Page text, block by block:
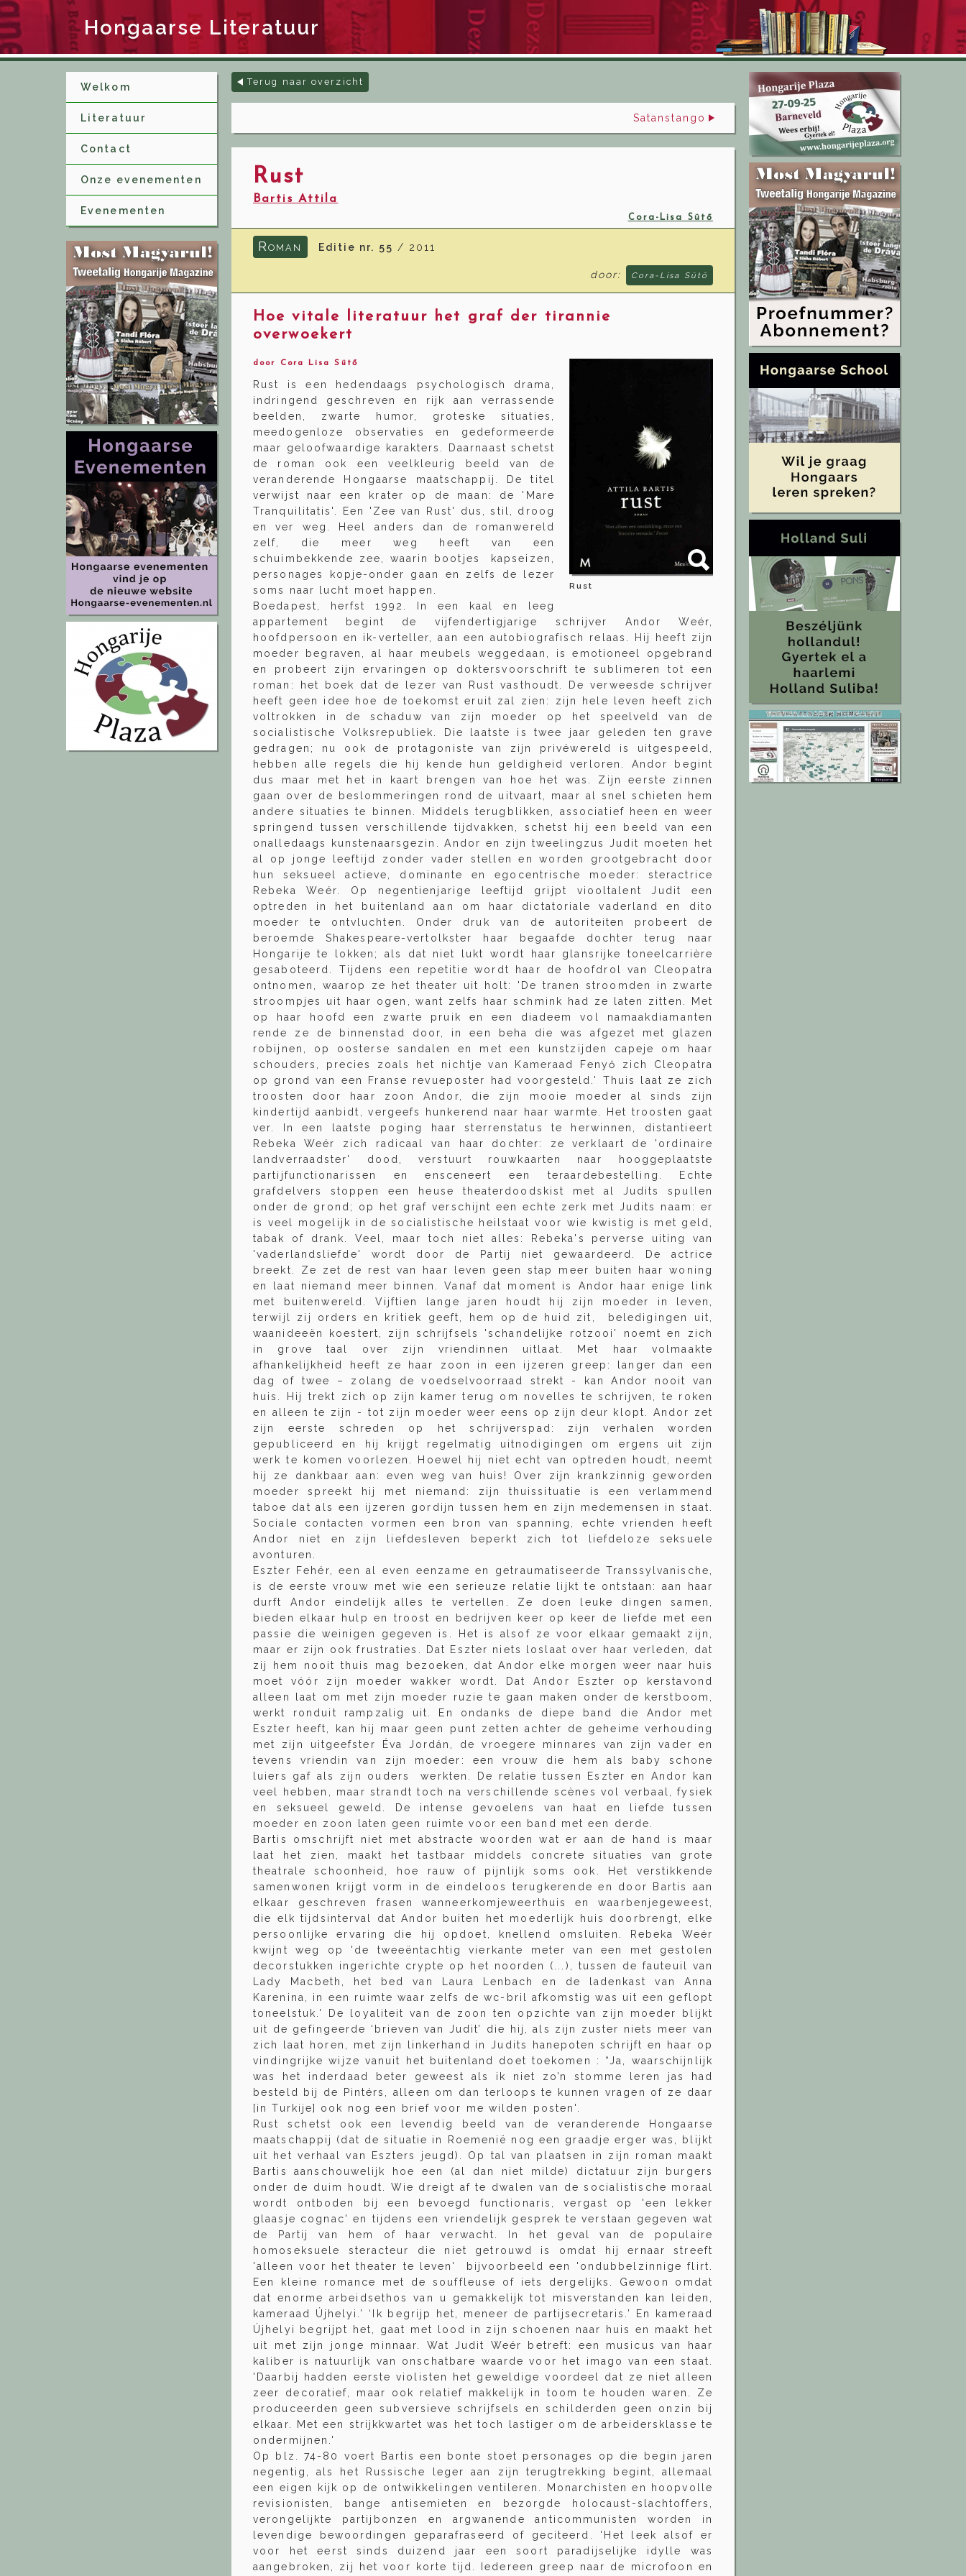
Welkom
Literatuur
Contact
Onze evenementen
Evenementen
Terug naar overzicht
Satanstango
Rust
Bartis Attila
Cora-Lisa Sütő
ROMAN Editie nr. 55 / 2011
door: Cora-Lisa Sütő
Hoe vitale literatuur het graf der tirannie
overwoekert
Rust
door Cora Lisa Sütő
Rust is een hedendaags psychologisch drama,
indringend geschreven en rijk aan verrassende
beelden, zwarte humor, groteske situaties,
meedogenloze observaties en gedeformeerde
maar geloofwaardige karakters. Daarnaast schetst
de roman ook een veelkleurig beeld van de
veranderende Hongaarse maatschappij. De titel
verwijst naar een krater op de maan: de 'Mare
Tranquilitatis'. Een 'Zee van Rust' dus, stil, droog
en ver weg. Heel anders dan de romanwereld
zelf, die meer weg heeft van een
schuimbekkende zee, waarin bootjes kapseizen,
personages kopje-onder gaan en zelfs de lezer
soms naar lucht moet happen.
Boedapest, herfst 1992. In een kaal en leeg
appartement begint de vijfendertigjarige schrijver Andor Weér,
hoofdpersoon en ik-verteller, aan een autobiografisch relaas. Hij heeft zijn
moeder begraven, al haar meubels weggedaan, is emotioneel opgebrand
en probeert zijn ervaringen op doktersvoorschrift te sublimeren tot een
roman: het boek dat de lezer van Rust vasthoudt. De verweesde schrijver
heeft geen idee hoe de toekomst eruit zal zien: zijn hele leven heeft zich
voltrokken in de schaduw van zijn moeder op het speelveld van de
socialistische Volksrepubliek. Die laatste is twee jaar geleden ten grave
gedragen; nu ook de protagoniste van zijn privéwereld is uitgespeeld,
hebben alle regels die hij kende hun geldigheid verloren. Andor begint
dus maar met het in kaart brengen van hoe het was. Zijn eerste zinnen
gaan over de beslommeringen rond de uitvaart, maar al snel schieten hem
andere situaties te binnen. Middels terugblikken, associatief heen en weer
springend tussen verschillende tijdvakken, schetst hij een beeld van een
onalledaags kunstenaarsgezin. Andor en zijn tweelingzus Judit moeten het
al op jonge leeftijd zonder vader stellen en worden grootgebracht door
hun seksueel actieve, dominante en egocentrische moeder: steractrice
Rebeka Weér. Op negentienjarige leeftijd grijpt viooltalent Judit een
optreden in het buitenland aan om haar dictatoriale vaderland en dito
moeder te ontvluchten. Onder druk van de autoriteiten probeert de
beroemde Shakespeare-vertolkster haar begaafde dochter terug naar
Hongarije te lokken; als dat niet lukt wordt haar glansrijke toneelcarrière
gesaboteerd. Tijdens een repetitie wordt haar de hoofdrol van Cleopatra
ontnomen, waarop ze het theater uit holt: 'De tranen stroomden in zwarte
stroompjes uit haar ogen, want zelfs haar schmink had ze laten zitten. Met
op haar hoofd een zwarte pruik en een diadeem vol namaakdiamanten
rende ze de binnenstad door, in een beha die was afgezet met glazen
robijnen, op oosterse sandalen en met een kunstzijden capeje om haar
schouders, precies zoals het nichtje van Kameraad Fenyő zich Cleopatra
op grond van een Franse revueposter had voorgesteld.' Thuis laat ze zich
troosten door haar zoon Andor, die zijn mooie moeder al sinds zijn
kindertijd aanbidt, vergeefs hunkerend naar haar warmte. Het troosten gaat
ver. In een laatste poging haar sterrenstatus te herwinnen, distantieert
Rebeka Weér zich radicaal van haar dochter: ze verklaart de 'ordinaire
landverraadster' dood, verstuurt rouwkaarten naar hooggeplaatste
partijfunctionarissen en ensceneert een teraardebestelling. Echte
grafdelvers stoppen een heuse theaterdoodskist met al Judits spullen
onder de grond; op het graf verschijnt een echte zerk met Judits naam: er
is veel mogelijk in de socialistische heilstaat voor wie kwistig is met geld,
tabak of drank. Veel, maar toch niet alles: Rebeka's perverse uiting van
'vaderlandsliefde' wordt door de Partij niet gewaardeerd. De actrice
breekt. Ze zet de rest van haar leven geen stap meer buiten haar woning
en laat niemand meer binnen. Vanaf dat moment is Andor haar enige link
met buitenwereld. Vijftien lange jaren houdt hij zijn moeder in leven,
terwijl zij orders en kritiek geeft, hem op de huid zit, beledigingen uit,
waanideeën koestert, zijn schrijfsels 'schandelijke rotzooi' noemt en zich
in grove taal over zijn vriendinnen uitlaat. Met haar volmaakte
afhankelijkheid heeft ze haar zoon in een ijzeren greep: langer dan een
dag of twee – zolang de voedselvoorraad strekt - kan Andor nooit van
huis. Hij trekt zich op zijn kamer terug om novelles te schrijven, te roken
en alleen te zijn - tot zijn moeder weer eens op zijn deur klopt. Andor zet
zijn eerste schreden op het schrijverspad: zijn verhalen worden
gepubliceerd en hij krijgt regelmatig uitnodigingen om ergens uit zijn
werk te komen voorlezen. Hoewel hij niet echt van optreden houdt, neemt
hij ze dankbaar aan: even weg van huis! Over zijn krankzinnig geworden
moeder spreekt hij met niemand: zijn thuissituatie is een verlammend
taboe dat als een ijzeren gordijn tussen hem en zijn medemensen in staat.
Sociale contacten vormen een bron van spanning, echte vrienden heeft
Andor niet en zijn liefdesleven beperkt zich tot liefdeloze seksuele
avonturen.
Eszter Fehér, een al even eenzame en getraumatiseerde Transsylvanische,
is de eerste vrouw met wie een serieuze relatie lijkt te ontstaan: aan haar
durft Andor eindelijk alles te vertellen. Ze doen leuke dingen samen,
bieden elkaar hulp en troost en bedrijven keer op keer de liefde met een
passie die weinigen gegeven is. Het is alsof ze voor elkaar gemaakt zijn,
maar er zijn ook frustraties. Dat Eszter niets loslaat over haar verleden, dat
zij hem nooit thuis mag bezoeken, dat Andor elke morgen weer naar huis
moet vóór zijn moeder wakker wordt. Dat Andor Eszter op kerstavond
alleen laat om met zijn moeder ruzie te gaan maken onder de kerstboom,
werkt ronduit rampzalig uit. En ondanks de diepe band die Andor met
Eszter heeft, kan hij maar geen punt zetten achter de geheime verhouding
met zijn uitgeefster Éva Jordán, de vroegere minnares van zijn vader en
tevens vriendin van zijn moeder: een vrouw die hem als baby schone
luiers gaf als zijn ouders werkten. De relatie tussen Eszter en Andor kan
veel hebben, maar strandt toch na verschillende scènes vol verbaal, fysiek
en seksueel geweld. De intense gevoelens van haat en liefde tussen
moeder en zoon laten geen ruimte voor een band met een derde.
Bartis omschrijft niet met abstracte woorden wat er aan de hand is maar
laat het zien, maakt het tastbaar middels concrete situaties van grote
theatrale schoonheid, hoe rauw of pijnlijk soms ook. Het verstikkende
samenwonen krijgt vorm in de eindeloos terugkerende en door Bartis aan
elkaar geschreven frasen wanneerkomjeweerthuis en waarbenjegeweest,
die elk tijdsinterval dat Andor buiten het moederlijk huis doorbrengt, elke
persoonlijke ervaring die hij opdoet, knellend omsluiten. Rebeka Weér
kwijnt weg op 'de tweeëntachtig vierkante meter van een met gestolen
decorstukken ingerichte crypte op het noorden (...), tussen de fauteuil van
Lady Macbeth, het bed van Laura Lenbach en de ladenkast van Anna
Karenina, in een ruimte waar zelfs de wc-bril afkomstig was uit een geflopt
toneelstuk.' De loyaliteit van de zoon ten opzichte van zijn moeder blijkt
uit de gefingeerde ‘brieven van Judit’ die hij, als zijn zuster niets meer van
zich laat horen, met zijn linkerhand in Judits hanepoten schrijft en haar op
vindingrijke wijze vanuit het buitenland doet toekomen : “Ja, waarschijnlijk
was het inderdaad beter geweest als ik niet zo’n stomme leren jas had
besteld bij de Pintérs, alleen om dan terloops te kunnen vragen of ze daar
[in Turkije] ook nog een brief voor me wilden posten'.
Rust schetst ook een levendig beeld van de veranderende Hongaarse
maatschappij (dat de situatie in Roemenië nog een graadje erger was, blijkt
uit het verhaal van Eszters jeugd). Op tal van plaatsen in zijn roman maakt
Bartis aanschouwelijk hoe een (al dan niet milde) dictatuur zijn burgers
onder de duim houdt. Wie dreigt af te dwalen van de socialistische moraal
wordt ontboden bij een bevoegd functionaris, vergast op 'een lekker
glaasje cognac' en tijdens een vriendelijk gesprek te verstaan gegeven wat
de Partij van hem of haar verwacht. In het geval van de populaire
homoseksuele steracteur die niet getrouwd is omdat hij ernaar streeft
'alleen voor het theater te leven' bijvoorbeeld een 'ondubbelzinnige flirt.
Een kleine romance met de souffleuse of iets dergelijks. Gewoon omdat
dat enorme arbeidsethos van u gemakkelijk tot misverstanden kan leiden,
kameraad Újhelyi.’ ‘Ik begrijp het, meneer de partijsecretaris.’ En kameraad
Újhelyi begrijpt het, gaat met lood in zijn schoenen naar huis en maakt het
uit met zijn jonge minnaar. Wat Judit Weér betreft: een musicus van haar
kaliber is natuurlijk van onschatbare waarde voor het imago van een staat.
'Daarbij hadden eerste violisten het geweldige voordeel dat ze niet alleen
zeer decoratief, maar ook relatief makkelijk in toom te houden waren. Ze
produceerden geen subversieve schrijfsels en schilderden geen onzin bij
elkaar. Met een strijkkwartet was het toch lastiger om de arbeidersklasse te
ondermijnen.'
Op blz. 74-80 voert Bartis een bonte stoet personages op die begin jaren
negentig, als het Russische leger aan zijn terugtrekking begint, allemaal
een eigen kijk op de ontwikkelingen ventileren. Monarchisten en hoopvolle
revisionisten, bange antisemieten en bezorgde holocaust-slachtoffers,
verongelijkte partijbonzen en argwanende anticommunisten worden in
levendige bewoordingen geparafraseerd of geciteerd. 'Het leek alsof er
voor het eerst sinds duizend jaar een soort paradijselijke idylle was
aangebroken, zij het voor korte tijd. Iedereen greep naar de microfoon en
Hongaarse Literatuur